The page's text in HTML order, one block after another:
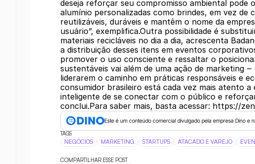
deseja reforçar seu compromisso ambiental
alumínio personalizadas como brindes, em vez de
reutilizáveis, duráveis e mantêm o nome da
usuário”, exemplifica.Outra possibilidade é
materiais recicláveis no dia a dia, acrescenta
a distribuição desses itens em eventos
promover o uso consciente e ressaltar o
sustentáveis vai além de uma ação de marketing
liderarem o caminho em práticas responsáveis e
consumidor brasileiro está cada vez mais atento
inteligente de se conectar com o público e
conclui.Para saber mais, basta acessar: https://
Este é um conteúdo comercial divulgado pela empresa Dino e
TAGS
NEGÓCIOS MARKETING STARTUPS ATACADO E VAREJO
COMPARTILHAR ESSE POST